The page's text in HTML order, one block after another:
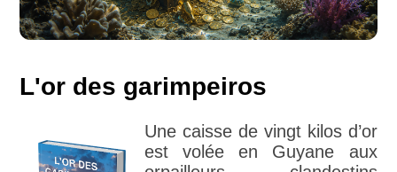
L'or des garimpeiros
Une caisse de vingt kilos d’or
est volée en Guyane aux